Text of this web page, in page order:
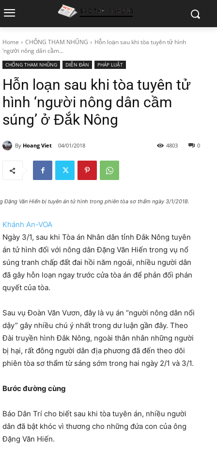
Home CHỐNG THAM NHŨNG
Hỗn loạn sau khi tòa tuyên tử hình
‘người nông dân cầm...
CHỐNG THAM NHŨNG DIỄN ĐÀN PHÁP LUẬT
Hỗn loạn sau khi tòa tuyên tử
hình ‘người nông dân cầm
súng’ ở Đắk Nông
By Hoang Viet 04/01/2018 0
4803
Đặng Văn Hiến bị tuyên án tử hình trong phiên tòa sơ thẩm ngày 3/1/2018.
Khánh An-VOA
Ngày 3/1, sau khi Tòa án Nhân dân tỉnh Đắk Nông tuyên
án tử hình đối với nông dân Đặng Văn Hiến trong vụ nổ
súng tranh chấp đất đai hồi năm ngoái, nhiều người dân
đã gây hỗn loạn ngay trước cửa tòa án để phản đối phán
quyết của tòa.
Sau vụ Đoàn Văn Vươn, đây là vụ án “người nông dân nổi
dậy” gây nhiều chú ý nhất trong dư luận gần đây. Theo
Đài truyền hình Đắk Nông, ngoài thân nhân những người
bị hại, rất đông người dân địa phương đã đến theo dõi
phiên tòa sơ thẩm từ sáng sớm trong hai ngày 2/1 và 3/1.
Bước đường cùng
Báo Dân Trí cho biết sau khi tòa tuyên án, nhiều người
dân đã bật khóc vì thương cho những đứa con của ông
Đặng Văn Hiến.